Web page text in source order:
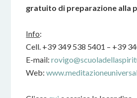
gratuito di preparazione alla
Info:
Cell. +39 349 538 5401 – +39
E-mail:
Web: